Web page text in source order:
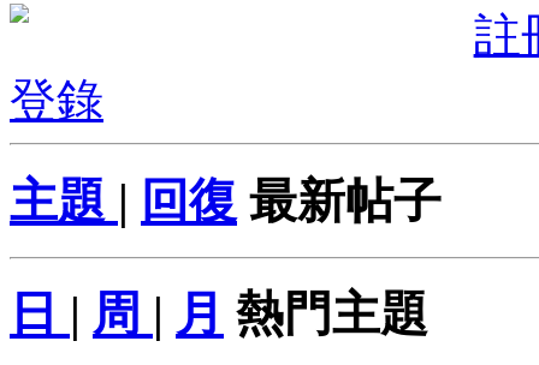
註
登錄
主題 | 回復 最新帖子
日 | 周 | 月 熱門主題